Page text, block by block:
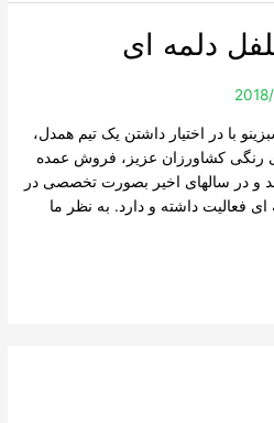
دلمه ای
با در اختیار داشتن یک تیم همدل،
رنگی کشاورزان عزیز، فروش عمده
و در سالهای اخیر بصورت تخصصی در
فعالیت داشته و دارد. به نظر ما